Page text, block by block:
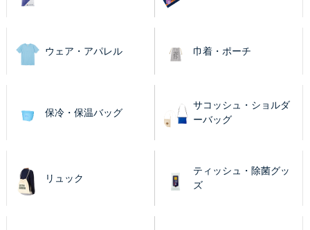
ウェア・アパレル 巾着・ポーチ
保冷・保温バッグ
サコッシュ・ショルダ
ーバッグ
リュック
ティッシュ・除菌グッ
ズ